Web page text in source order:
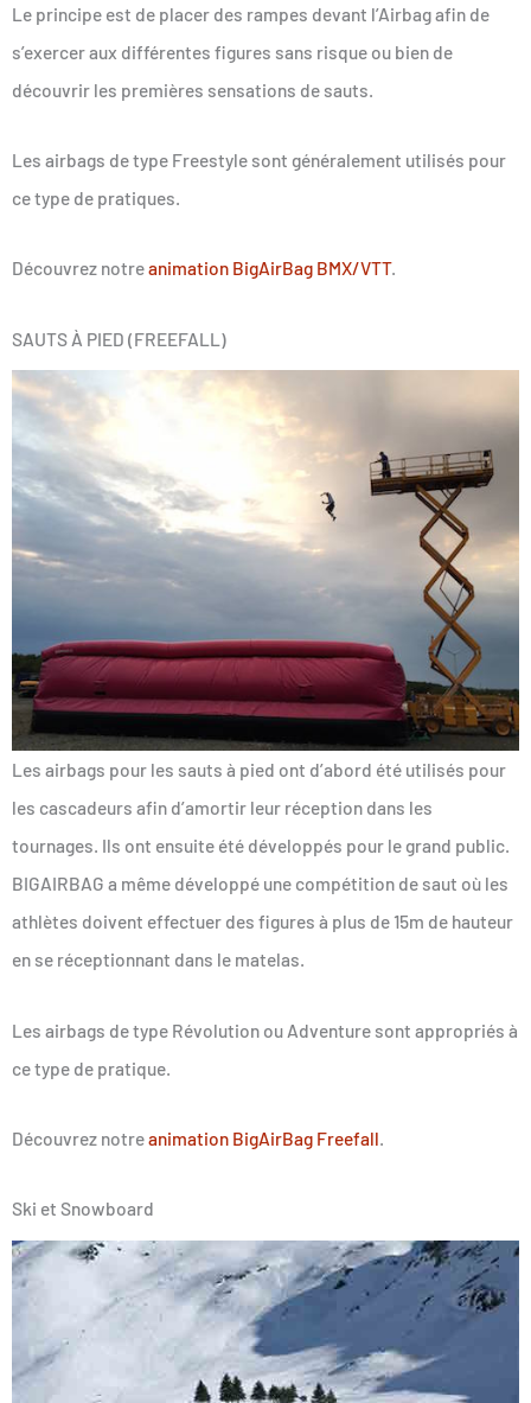
Le principe est de placer des rampes devant l’Airbag afin de
s’exercer aux différentes figures sans risque ou bien de
découvrir les premières sensations de sauts.
Les airbags de type Freestyle sont généralement utilisés pour
ce type de pratiques.
Découvrez notreanimation BigAirBag BMX/VTT.
SAUTS À PIED (FREEFALL)
Les airbags pour les sauts à pied ont d’abord été utilisés pour
les cascadeurs afin d’amortir leur réception dans les
tournages. Ils ont ensuite été développés pour le grand public.
BIGAIRBAG a même développé une compétition de saut où les
athlètes doivent effectuer des figures à plus de 15m de hauteur
en se réceptionnant dans le matelas.
Les airbags de type Révolution ou Adventure sont appropriés à
ce type de pratique.
Découvrez notreanimation BigAirBag Freefall
Ski et Snowboard